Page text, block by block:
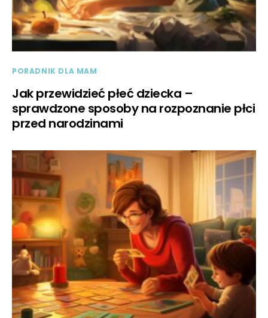
PORADNIK DLA MAM
Jak przewidzieć płeć dziecka –
sprawdzone sposoby na rozpoznanie płci
przed narodzinami